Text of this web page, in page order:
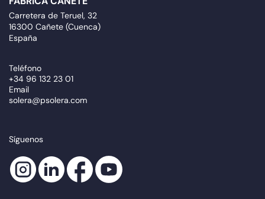
Carretera de Teruel, 32
16300 Cañete (Cuenca)
España
Teléfono
+34 96 132 23 01
Email
solera@psolera.com
Síguenos